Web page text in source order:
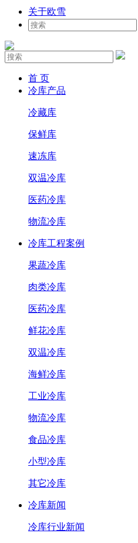
关于欧雪
首 页
冷库产品
冷藏库
保鲜库
速冻库
双温冷库
医药冷库
物流冷库
冷库工程案例
果蔬冷库
肉类冷库
医药冷库
鲜花冷库
双温冷库
海鲜冷库
工业冷库
物流冷库
食品冷库
小型冷库
其它冷库
冷库新闻
冷库行业新闻